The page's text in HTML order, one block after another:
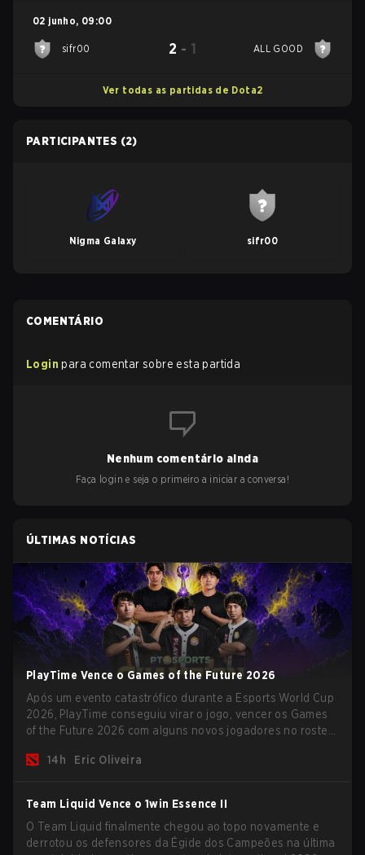
02 junho, 09:00
sifr00 2 - 1 ALL GOOD
Ver todas as partidas de Dota2
PARTICIPANTES (2)
Nigma Galaxy sifr00
COMENTÁRIO
Login para comentar sobre esta partida
Nenhum comentário ainda
Faça login e seja o primeiro a iniciar a conversa!
ÚLTIMAS NOTÍCIAS
PlayTime Vence o Games of the Future 2026
Após um evento catastrófico durante a Esports World Cup
2026, PlayTime conseguiu virar o jogo, vencer os Games
of the Future 2026 com alguns novos jogadores no roster
da nova temporada.
14h Eric Oliveira
Team Liquid Vence o 1win Essence II
O Team Liquid finalmente chegou ao topo novamente e
derrotou os defensores da Égide dos Campeões na última